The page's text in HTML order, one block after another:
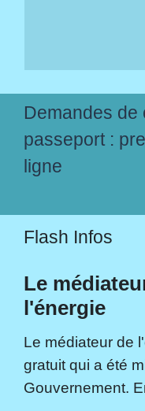
Demandes de
passeport :
ligne
Flash Infos
Le
l'énergie
Le médiateur de
gratuit qui a été
Gouvernement.